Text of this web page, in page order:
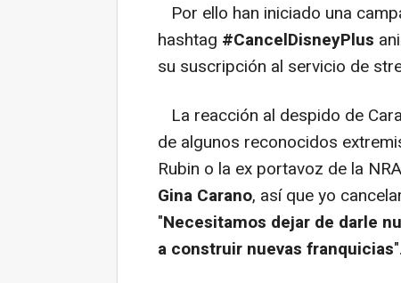
Por ello han iniciado una
hashtag #CancelDisneyPlus
su suscripción al servicio de
La reacción al despido de
de algunos reconocidos
Rubin o la ex portavoz de la
Gina Carano, así que yo
"Necesitamos dejar de darle
a construir nuevas franquicias".